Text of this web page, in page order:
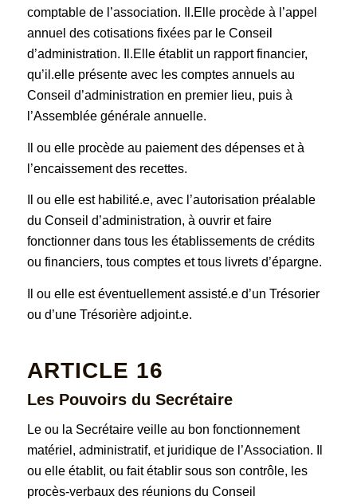
comptable de l’association. Il.Elle procède à l’appel
annuel des cotisations fixées par le Conseil
d’administration. Il.Elle établit un rapport financier,
qu’il.elle présente avec les comptes annuels au
Conseil d’administration en premier lieu, puis à
l’Assemblée générale annuelle.
Il ou elle procède au paiement des dépenses et à
l’encaissement des recettes.
Il ou elle est habilité.e, avec l’autorisation préalable
du Conseil d’administration, à ouvrir et faire
fonctionner dans tous les établissements de crédits
ou financiers, tous comptes et tous livrets d’épargne.
Il ou elle est éventuellement assisté.e d’un Trésorier
ou d’une Trésorière adjoint.e.
ARTICLE 16
Les Pouvoirs du Secrétaire
Le ou la Secrétaire veille au bon fonctionnement
matériel, administratif, et juridique de l’Association. Il
ou elle établit, ou fait établir sous son contrôle, les
procès-verbaux des réunions du Conseil